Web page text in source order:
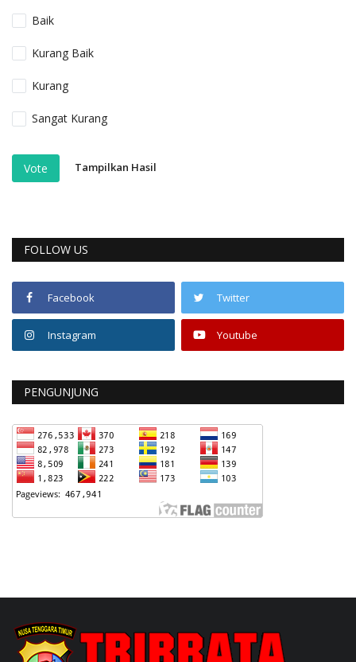
Baik
Kurang Baik
Kurang
Sangat Kurang
Vote Tampilkan Hasil
FOLLOW US
Facebook Twitter
Instagram Youtube
PENGUNJUNG